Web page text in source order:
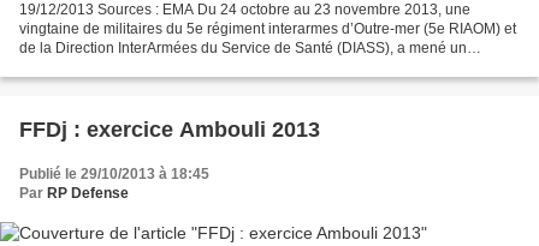
19/12/2013 Sources : EMA Du 24 octobre au 23 novembre 2013, une
vingtaine de militaires du 5e régiment interarmes d’Outre-mer (5e RIAOM) et
de la Direction InterArmées du Service de Santé (DIASS), a mené un
FFDj : exercice Ambouli 2013
Publié le 29/10/2013 à 18:45
Par RP Defense